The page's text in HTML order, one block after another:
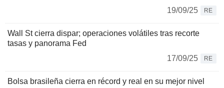
19/09/25
RE
Wall St cierra dispar; operaciones volátiles tras recorte
tasas y panorama Fed
17/09/25
RE
Bolsa brasileña cierra en récord y real en su mejor nivel